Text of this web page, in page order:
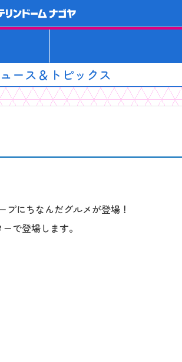
ース＆トピックス
プにちなんだグルメが登場！
で登場します。